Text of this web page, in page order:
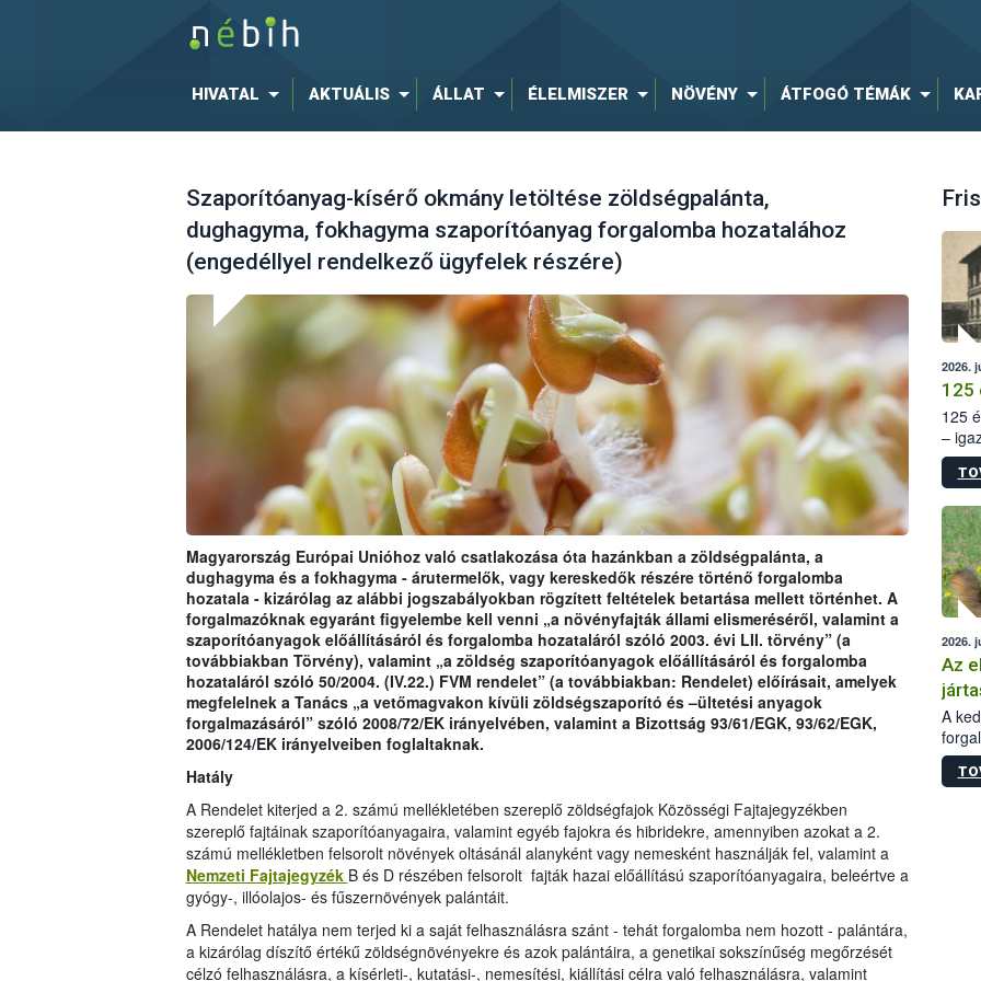
HIVATAL AKTUÁLIS ÁLLAT ÉLELMISZER NÖVÉNY ÁTFOGÓ TÉMÁK
Szaporítóanyag-kísérő okmány letöltése zöldségpalánta,
dughagyma, fokhagyma szaporítóanyag forgalomba hozatalához
(engedéllyel rendelkező ügyfelek részére)
Magyarország Európai Unióhoz való csatlakozása óta hazánkban a zöldségpalánta, a
dughagyma és a fokhagyma - árutermelők, vagy kereskedők részére történő forgalomba
hozatala - kizárólag az alábbi jogszabályokban rögzített feltételek betartása mellett történhet. A
forgalmazóknak egyaránt figyelembe kell venni „a növényfajták állami elismeréséről, valamint a
szaporítóanyagok előállításáról és forgalomba hozataláról szóló 2003. évi LII. törvény” (a
továbbiakban Törvény), valamint „a zöldség szaporítóanyagok előállításáról és forgalomba
hozataláról szóló 50/2004. (IV.22.) FVM rendelet” (a továbbiakban: Rendelet) előírásait, amelyek
megfelelnek a Tanács „a vetőmagvakon kívüli zöldségszaporító és –ültetési anyagok
forgalmazásáról” szóló 2008/72/EK irányelvében, valamint a Bizottság 93/61/EGK, 93/62/EGK,
2006/124/EK irányelveiben foglaltaknak.
Hatály
A Rendelet kiterjed a 2. számú mellékletében szereplő zöldségfajok Közösségi Fajtajegyzékben
szereplő fajtáinak szaporítóanyagaira, valamint egyéb fajokra és hibridekre, amennyiben azokat a 2.
számú mellékletben felsorolt növények oltásánál alanyként vagy nemesként használják fel, valamint a
Nemzeti Fajtajegyzék B és D részében felsorolt fajták hazai előállítású szaporítóanyagaira, beleértve a
gyógy-, illóolajos- és fűszernövények palántáit.
A Rendelet hatálya nem terjed ki a saját felhasználásra szánt - tehát forgalomba nem hozott - palántára,
a kizárólag díszítő értékű zöldségnövényekre és azok palántáira, a genetikai sokszínűség megőrzését
célzó felhasználásra, a kísérleti-, kutatási-, nemesítési, kiállítási célra való felhasználásra, valamint
2026.
125
125
–
15.
2026.
Az
A